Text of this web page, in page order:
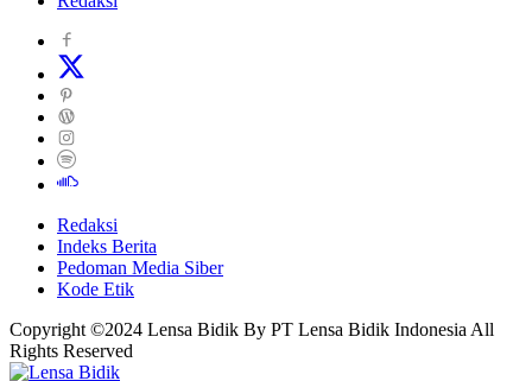
Redaksi
Indeks Berita
Pedoman Media Siber
Kode Etik
Copyright ©2024 Lensa Bidik By PT Lensa Bidik Indonesia All
Rights Reserved